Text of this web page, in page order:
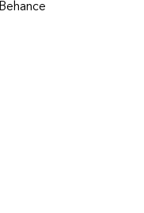
Behance